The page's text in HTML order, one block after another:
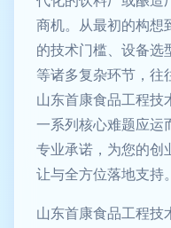
商机。从最初的构想
的技术门槛、设备选
等诸多复杂环节，往
山东首康食品工程技
一系列核心难题应运
专业承诺，为您的创
让与全方位落地支持。
山东首康食品工程技